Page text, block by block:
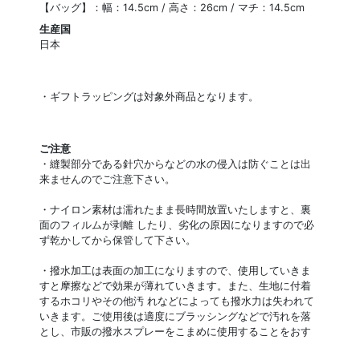
【バッグ】：幅：14.5cm / 高さ：26cm / マチ：14.5cm
生産国
日本
・ギフトラッピングは対象外商品となります。
ご注意
・縫製部分である針穴からなどの水の侵入は防ぐことは出
来ませんのでご注意下さい。
・ナイロン素材は濡れたまま長時間放置いたしますと、裏
面のフィルムが剥離 したり、劣化の原因になりますので必
ず乾かしてから保管して下さい。
・撥水加工は表面の加工になりますので、使用していきま
すと摩擦などで効果が薄れていきます。また、生地に付着
するホコリやその他汚 れなどによっても撥水力は失われて
いきます。ご使用後は適度にブラッシングなどで汚れを落
とし、市販の撥水スプレーをこまめに使用することをおす